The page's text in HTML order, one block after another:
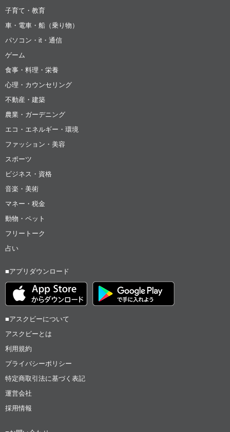
子育て・教育
車・電車・船（乗り物）
パソコン・it・通信
ゲーム
食事・料理・栄養
心理・カウンセリング
不動産・建築
農業・ガーデニング
エコ・エネルギー・環境
ファッション・美容
スポーツ
ビジネス・資格
音楽・美術
マネー・税金
動物・ペット
フリートーク
占い
■アプリダウンロード
■アスクビーについて
アスクビーとは
利用規約
プライバシーポリシー
特定商取引法に基づく表記
運営会社
採用情報